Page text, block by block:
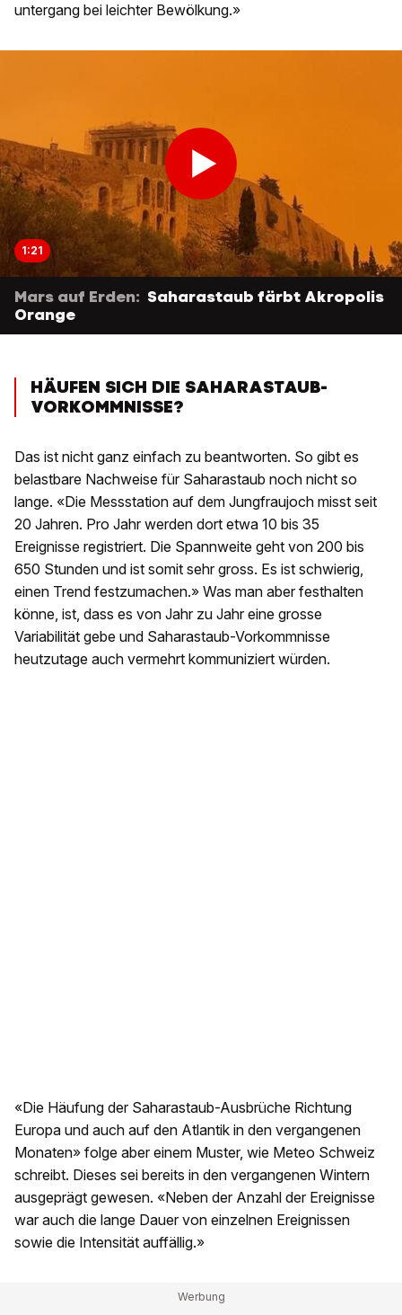
untergang bei leichter Bewölkung.»
1:21
Mars auf Erden: Saharastaub färbt Akropolis
Orange
HÄUFEN SICH DIE SAHARASTAUB-
VORKOMMNISSE?
Das ist nicht ganz einfach zu beantworten. So gibt es
belastbare Nachweise für Saharastaub noch nicht so
lange. «Die Messstation auf dem Jungfraujoch misst seit
20 Jahren. Pro Jahr werden dort etwa 10 bis 35
Ereignisse registriert. Die Spannweite geht von 200 bis
650 Stunden und ist somit sehr gross. Es ist schwierig,
einen Trend festzumachen.» Was man aber festhalten
könne, ist, dass es von Jahr zu Jahr eine grosse
Variabilität gebe und Saharastaub-Vorkommnisse
heutzutage auch vermehrt kommuniziert würden.
«Die Häufung der Saharastaub-Ausbrüche Richtung
Europa und auch auf den Atlantik in den vergangenen
Monaten» folge aber einem Muster, wie Meteo Schweiz
schreibt. Dieses sei bereits in den vergangenen Wintern
ausgeprägt gewesen. «Neben der Anzahl der Ereignisse
war auch die lange Dauer von einzelnen Ereignissen
sowie die Intensität auffällig.»